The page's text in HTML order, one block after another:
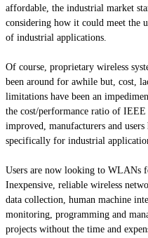
affordable, the industrial market
considering how it could meet the
of industrial applications.
Of course, proprietary wireless
been around for awhile but, cost,
limitations have been an
the cost/performance ratio of
improved, manufacturers and users
specifically for industrial
Users are now looking to WLANs
Inexpensive, reliable wireless
data collection, human machine
monitoring, programming and
projects without the time and